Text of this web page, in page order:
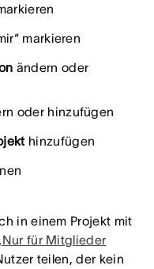
markieren
ändern oder
oder hinzufügen
hinzufügen
in einem Projekt mit
für Mitglieder
teilen, der kein